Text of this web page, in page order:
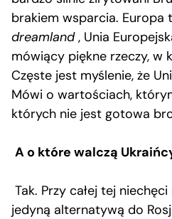
brakiem wsparcia. Europa
dreamland, Unia
mówiący piękne rzeczy, w
Częste jest myślenie, że
Mówi o wartościach,
których nie jest gotowa
A o które walczą
Tak. Przy całej tej
jedyną alternatywą do